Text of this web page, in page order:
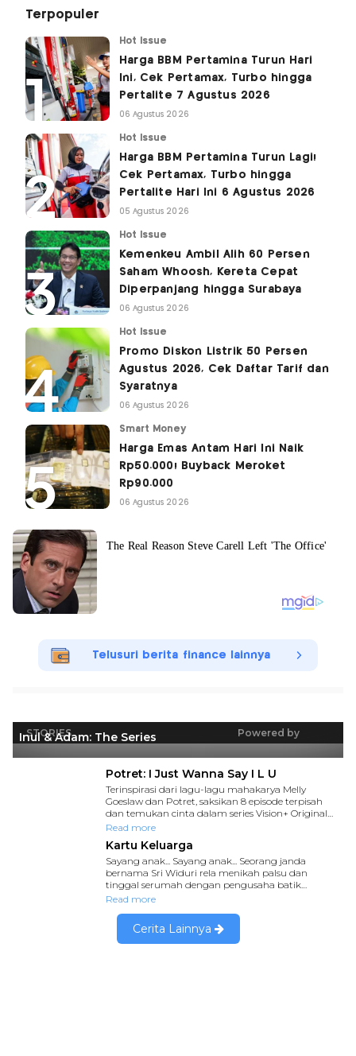
Terpopuler
Hot Issue
Harga BBM Pertamina Turun Hari
Ini, Cek Pertamax, Turbo hingga
Pertalite 7 Agustus 2026
06 Agustus 2026
Hot Issue
Harga BBM Pertamina Turun Lagi!
Cek Pertamax, Turbo hingga
Pertalite Hari Ini 6 Agustus 2026
05 Agustus 2026
Hot Issue
Kemenkeu Ambil Alih 60 Persen
Saham Whoosh, Kereta Cepat
Diperpanjang hingga Surabaya
06 Agustus 2026
Hot Issue
Promo Diskon Listrik 50 Persen
Agustus 2026, Cek Daftar Tarif dan
Syaratnya
06 Agustus 2026
Smart Money
Harga Emas Antam Hari Ini Naik
Rp50.000! Buyback Meroket
Rp90.000
06 Agustus 2026
Telusuri berita finance lainnya